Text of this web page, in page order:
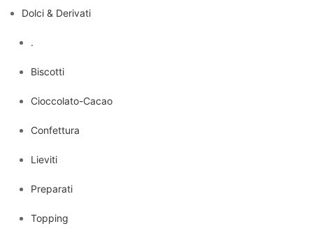
Dolci & Derivati
.
Biscotti
Cioccolato-Cacao
Confettura
Lieviti
Preparati
Topping